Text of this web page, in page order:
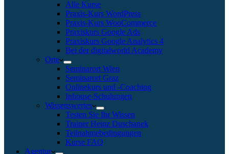
Alle Kurse
Praxis-Kurs WordPress
Praxis-Kurs WooCommerce
Praxiskurs Google Ads
Praxiskurs Google Analytics 4
Bei der digitalworld Academy
Orte
Seminarort Wien
Seminarort Graz
Onlinekurs und -Coaching
Inhouse-Schulungen
Wissenswertes
Testen Sie Ihr Wissen
Trainer Heinz Duschanek
Teilnahmebedingungen
Kurse FAQ
Agentur